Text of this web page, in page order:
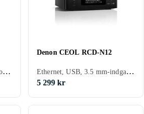
Stereoreceiver, HDMI, Phono-indgang, Apple AirPlay, Bluetooth, Multizone (lyd/video flere rum)
Denon CEOL RCD-N12
Ethernet, USB, 3.5 mm-indgang, Hovedtelefonudgang, Pre-out, Apple AirPlay, Bluetooth, Understøttelse af internetradio, Indbygget Wi-Fi, Multizone (lyd/video flere rum)
5 299 kr